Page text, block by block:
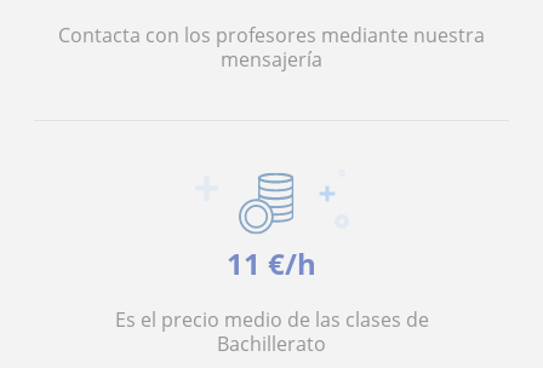
Contacta con los profesores mediante nuestra
mensajería
11 €/h
Es el precio medio de las clases de
Bachillerato